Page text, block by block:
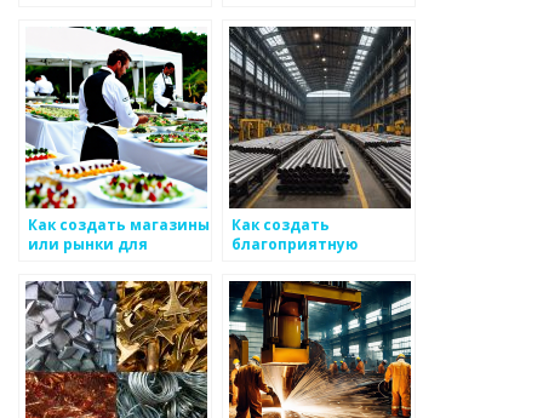
работы со
специалистами по
металоизделиям
сообщества
металлоизделий
Как создать магазины
или рынки для
металлоизделий
Как создать
благоприятную
работы на
предприятиях,
производящих
металоизделия